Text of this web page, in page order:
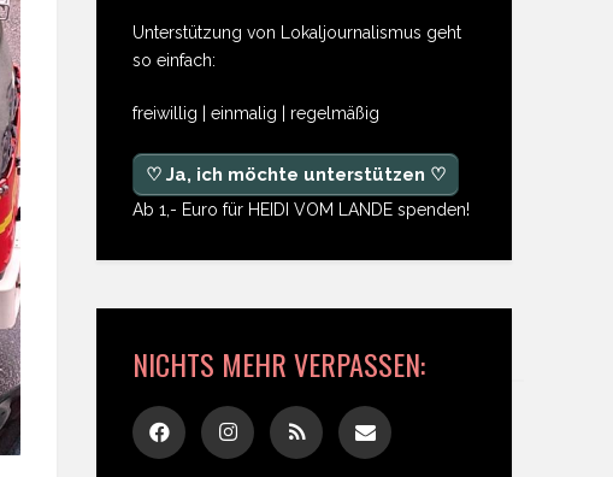
Unterstützung von Lokaljournalismus geht
so einfach:
freiwillig | einmalig | regelmäßig
♡ Ja, ich möchte unterstützen ♡
Ab 1,- Euro für HEIDI VOM LANDE spenden!
NICHTS MEHR VERPASSEN: